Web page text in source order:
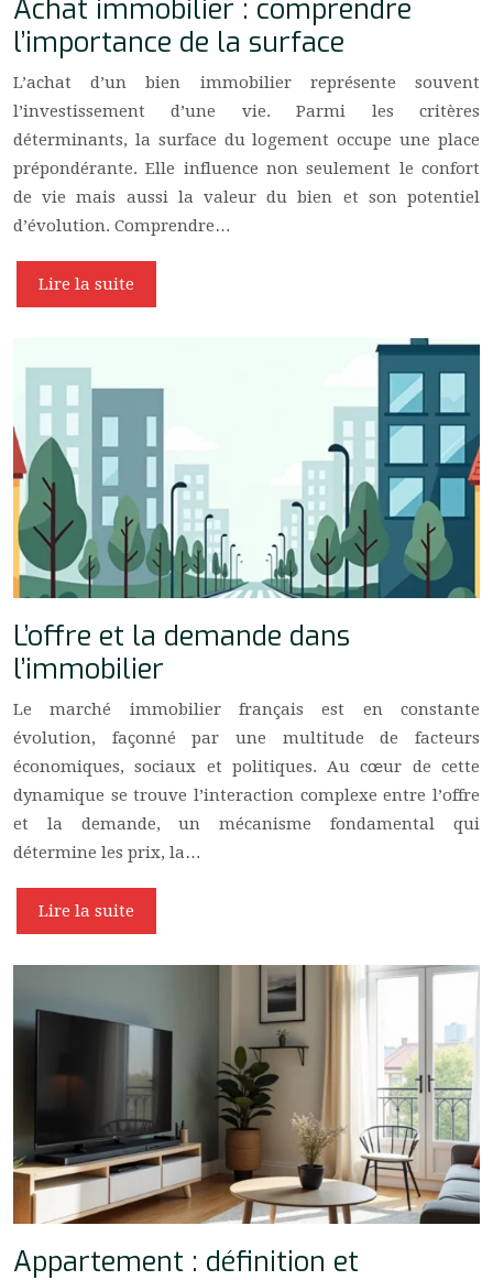
Achat immobilier : comprendre
l’importance de la surface
L’achat d’un bien immobilier représente souvent
l’investissement d’une vie. Parmi les critères
déterminants, la surface du logement occupe une place
prépondérante. Elle influence non seulement le confort
de vie mais aussi la valeur du bien et son potentiel
d’évolution. Comprendre…
Lire la suite
L’offre et la demande dans
l’immobilier
Le marché immobilier français est en constante
évolution, façonné par une multitude de facteurs
économiques, sociaux et politiques. Au cœur de cette
dynamique se trouve l’interaction complexe entre l’offre
et la demande, un mécanisme fondamental qui
détermine les prix, la…
Lire la suite
Appartement : définition et